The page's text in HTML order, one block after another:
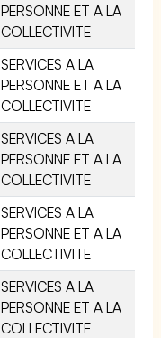
PERSONNE ET A LA
COLLECTIVITE
SERVICES A LA
PERSONNE ET A LA
COLLECTIVITE
SERVICES A LA
PERSONNE ET A LA
COLLECTIVITE
SERVICES A LA
PERSONNE ET A LA
COLLECTIVITE
SERVICES A LA
PERSONNE ET A LA
COLLECTIVITE